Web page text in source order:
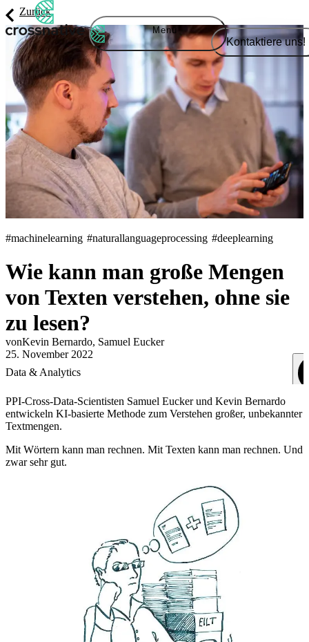
Kontaktiere uns!
Menü
Zurück
#machinelearning #naturallanguageprocessing #deeplearning
Wie kann man große Mengen
von Texten verstehen, ohne sie
zu lesen?
vonKevin Bernardo, Samuel Eucker
25. November 2022
Data & Analytics
PPI-Cross-Data-Scientisten Samuel Eucker und Kevin Bernardo
entwickeln KI-basierte Methode zum Verstehen großer, unbekannter
Textmengen.
Mit Wörtern kann man rechnen. Mit Texten kann man rechnen. Und
zwar sehr gut.